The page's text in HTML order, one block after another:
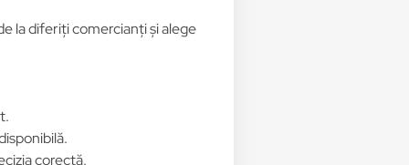
la diferiți comercianți și alege
corectă.